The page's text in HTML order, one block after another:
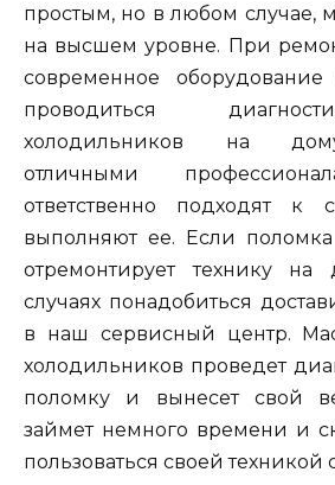
простым, но в любом случае,
на высшем уровне. При
современное
проводиться
холодильников на
отличными
ответственно подходят к
выполняют ее. Если поломка
отремонтирует технику
случаях понадобиться
в наш сервисный центр.
холодильников проведет
поломку и вынесет свой
займет немного времени и
пользоваться своей техникой